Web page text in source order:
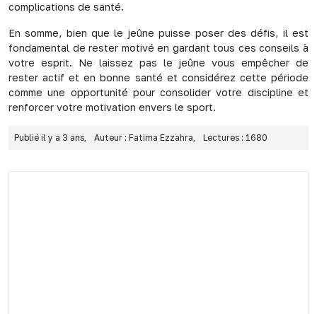
complications de santé.
En somme, bien que le jeûne puisse poser des défis, il est
fondamental de rester motivé en gardant tous ces conseils à
votre esprit. Ne laissez pas le jeûne vous empêcher de
rester actif et en bonne santé et considérez cette période
comme une opportunité pour consolider votre discipline et
renforcer votre motivation envers le sport.
Publié il y a 3 ans, Auteur : Fatima Ezzahra, Lectures : 1680